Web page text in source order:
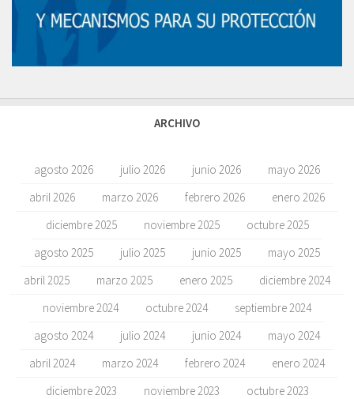
ARCHIVO
agosto 2026 julio 2026 junio 2026
mayo 2026
abril 2026
marzo 2026 febrero 2026
enero 2026
diciembre 2025
noviembre 2025
octubre 2025
agosto 2025
julio 2025 junio 2025
mayo 2025
abril 2025
marzo 2025 enero 2025
diciembre 2024
noviembre 2024
octubre 2024
septiembre 2024
agosto 2024
julio 2024 junio 2024
mayo 2024
abril 2024
marzo 2024 febrero 2024
enero 2024
diciembre 2023
noviembre 2023
octubre 2023